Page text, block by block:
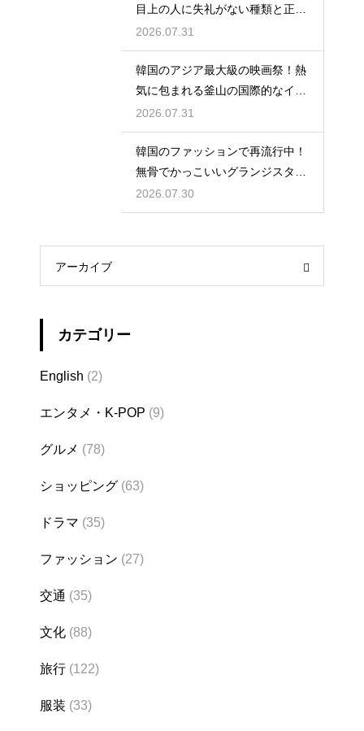
目上の人に失礼がない種類と正し
い使い分け
2026.07.31
韓国のアジア最大級の映画祭！熱
気に包まれる釜山の国際的なイベ
ント
2026.07.31
韓国のファッションで再流行中！
無骨でかっこいいグランジスタイ
ルの特徴
2026.07.30
アーカイブ
カテゴリー
English (2)
エンタメ・K-POP (9)
グルメ (78)
ショッピング (63)
ドラマ (35)
ファッション (27)
交通 (35)
文化 (88)
旅行 (122)
服装 (33)